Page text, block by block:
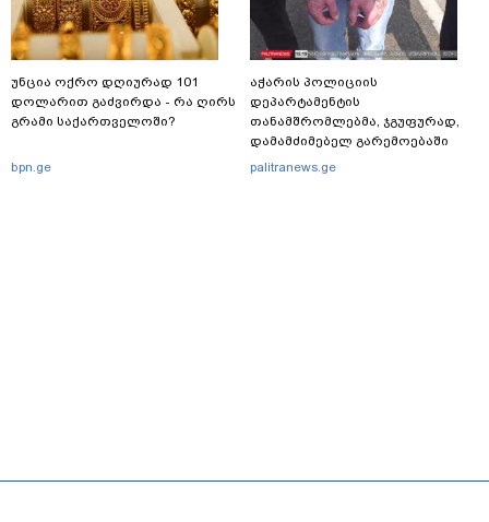
უნცია ოქრო დღიურად 101
დოლარით გაძვირდა - რა ღირს
გრამი საქართველოში?
bpn.ge
აჭარის პოლიციის
დეპარტამენტის
თანამშრომლებმა, ჯგუფურად,
დამამძიმებელ გარემოებაში
ჩადენილი განზრახ
palitranews.ge